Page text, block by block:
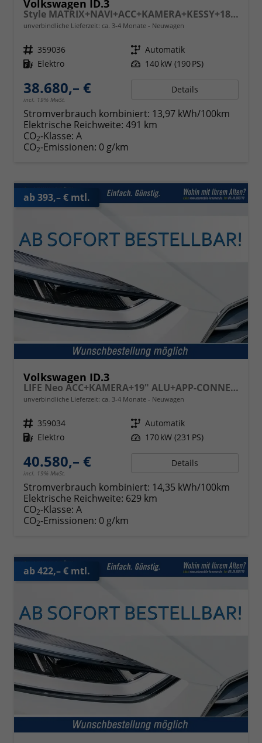
Volkswagen ID.3
Style MATRIX+NAVI+ACC+KAMERA+KESSY+18" ALU
unverbindliche Lieferzeit: ca. 3-4 Monate Neuwagen
Fahrzeugnr. 359036 Getriebe Automatik
Kraftstoff Elektro Leistung 140 kW (190 PS)
38.680,– €
incl. 19% MwSt.
Details
Stromverbrauch kombiniert: 13,97 kWh/100km
Elektrische Reichweite: 491 km
CO2-Klasse: A
CO2-Emissionen: 0 g/km
ab 393,– € mtl.
Volkswagen ID.3
LIFE Neo ACC+KAMERA+19" ALU+APP-CONNECT+KLIMA+LED+LIGHT ASSIST
unverbindliche Lieferzeit: ca. 3-4 Monate Neuwagen
Fahrzeugnr. 359034 Getriebe Automatik
Kraftstoff Elektro Leistung 170 kW (231 PS)
40.580,– €
incl. 19% MwSt.
Details
Stromverbrauch kombiniert: 14,35 kWh/100km
Elektrische Reichweite: 629 km
CO2-Klasse: A
CO2-Emissionen: 0 g/km
ab 422,– € mtl.